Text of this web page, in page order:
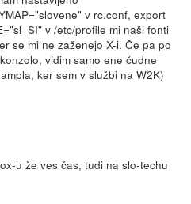
v rc.conf, export
v /etc/profile mi naši fonti
se mi ne zaženejo X-i. Če pa po
vidim samo ene čudne
ker sem v službi na W2K)
u že ves čas, tudi na slo-techu